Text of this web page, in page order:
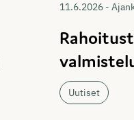
11.6.2026 -
Uutiset